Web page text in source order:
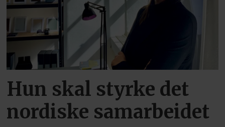
Hun skal styrke det
nordiske samarbeidet